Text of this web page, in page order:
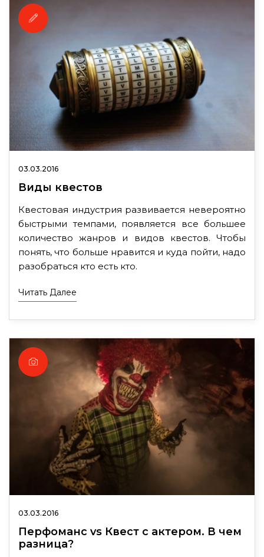
03.03.2016
Виды квестов
Квестовая индустрия развивается невероятно
быстрыми темпами, появляется все большее
количество жанров и видов квестов. Чтобы
понять, что больше нравится и куда пойти, надо
разобраться кто есть кто.
Читать Далее
03.03.2016
Перфоманс vs Квест с актером. В чем
разница?